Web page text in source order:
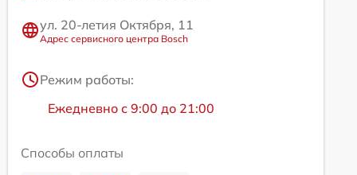
ул. 20-летия Октября, 11
Адрес сервисного центра Bosch
Режим работы:
Ежедневно с 9:00 до 21:00
Способы оплаты